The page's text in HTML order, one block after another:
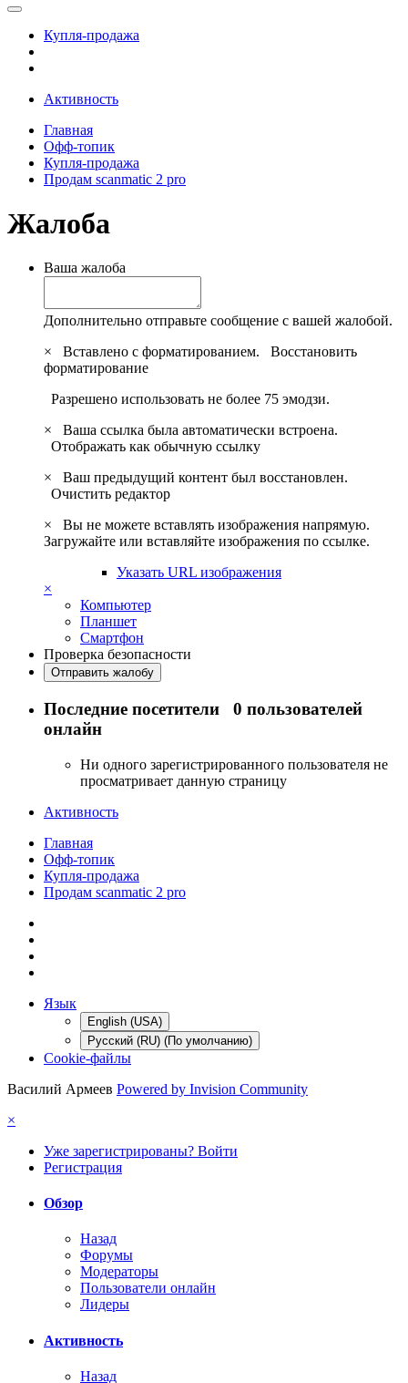
Купля-продажа
Активность
Главная
Офф-топик
Купля-продажа
Продам scanmatic 2 pro
Жалоба
Ваша жалоба
Дополнительно отправьте сообщение с вашей жалобой.
×
Вставлено с форматированием. Восстановить
форматирование
Разрешено использовать не более 75 эмодзи.
×
Ваша ссылка была автоматически встроена.
Отображать как обычную ссылку
×
Ваш предыдущий контент был восстановлен.
Очистить редактор
×
Вы не можете вставлять изображения напрямую.
Загружайте или вставляйте изображения по ссылке.
Указать URL изображения
×
Компьютер
Планшет
Смартфон
Проверка безопасности
Отправить жалобу
Последние посетители 0 пользователей
онлайн
Ни одного зарегистрированного пользователя не
просматривает данную страницу
Активность
Главная
Офф-топик
Купля-продажа
Продам scanmatic 2 pro
Язык
English (USA)
Русский (RU) (По умолчанию)
Cookie-файлы
Василий Армеев Powered by Invision Community
×
Уже зарегистрированы? Войти
Регистрация
Обзор
Назад
Форумы
Модераторы
Пользователи онлайн
Лидеры
Активность
Назад